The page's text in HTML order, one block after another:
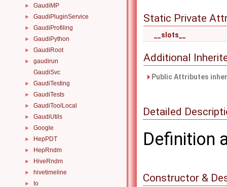
► GaudiMP
► GaudiPluginService
► GaudiProfiling
► GaudiPython
► GaudiRoot
►
gaudirun
GaudiSvc
► GaudiTesting
► GaudiTests
► GaudiToolLocal
► GaudiUtils
► Google
► HepPDT
► HepRndm
► HiveRndm
► hivetimeline
► Io
Static Private
__slots__
Additional
Public Attributes
Detailed
Definition
Constructor &